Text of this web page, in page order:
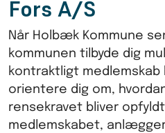
Fors A/S
Når Holbæk Kommune
kommunen tilbyde dig
kontraktligt medlemskab
orientere dig om,
rensekravet bliver
medlemskabet,